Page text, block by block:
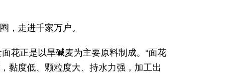
，走进千家万户。
花正是以旱碱麦为主要原料制成。“面花
黏度低、颗粒度大、持水力强，加工出